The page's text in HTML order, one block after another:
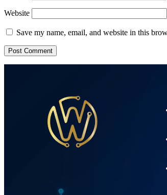
Website
Save my name, email, and website in this